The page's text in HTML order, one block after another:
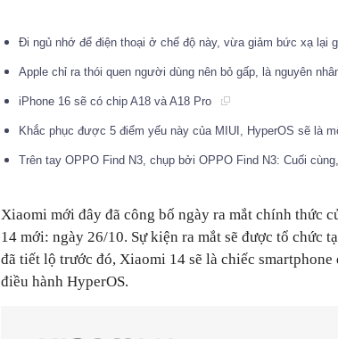
Đi ngủ nhớ để điện thoại ở chế độ này, vừa giảm bức xạ lại
Apple chỉ ra thói quen người dùng nên bỏ gấp, là nguyên
iPhone 16 sẽ có chip A18 và A18 Pro
Khắc phục được 5 điểm yếu này của MIUI, HyperOS sẽ là
Trên tay OPPO Find N3, chụp bởi OPPO Find N3: Cuối
Xiaomi mới đây đã công bố ngày ra mắt chính thức
14 mới: ngày 26/10. Sự kiện ra mắt sẽ được tổ chức
đã tiết lộ trước đó, Xiaomi 14 sẽ là chiếc
điều hành HyperOS.